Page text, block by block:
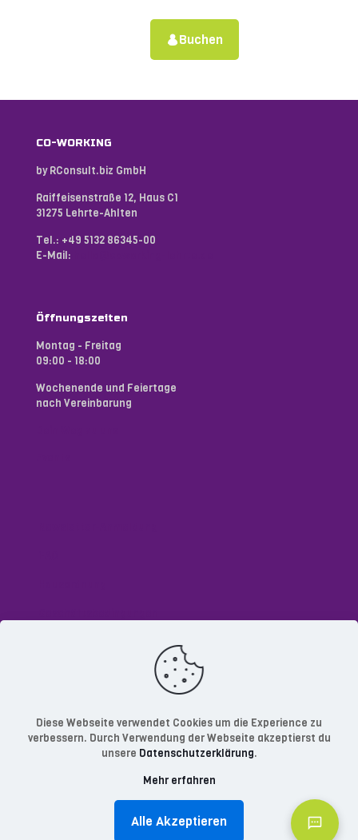
Buchen
CO-WORKING
by RConsult.biz GmbH
Raiffeisenstraße 12, Haus C1
31275 Lehrte-Ahlten
Tel.: +49 5132 86345-00
E-Mail:
Öffnungszeiten
Montag - Freitag
09:00 - 18:00
Wochenende und Feiertage
nach Vereinbarung
© 2023 RConsult.biz GmbH
Diese Webseite verwendet Cookies um die Experience zu
verbessern. Durch Verwendung der Webseite akzeptierst du
unsere Datenschutzerklärung.
Mehr erfahren
Alle Akzeptieren